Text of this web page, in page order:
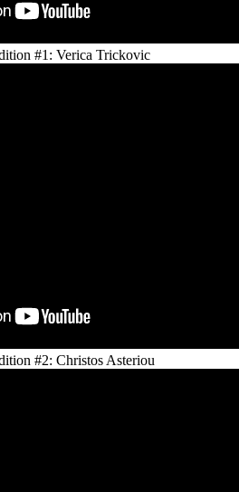
#1: Verica Trickovic
#2: Christos Asteriou